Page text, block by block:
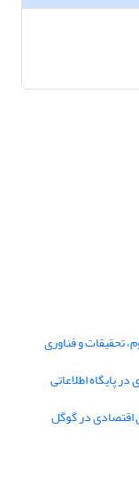
تحقیقات و فناوری
پایگاه اطلاعاتی
در گوگل